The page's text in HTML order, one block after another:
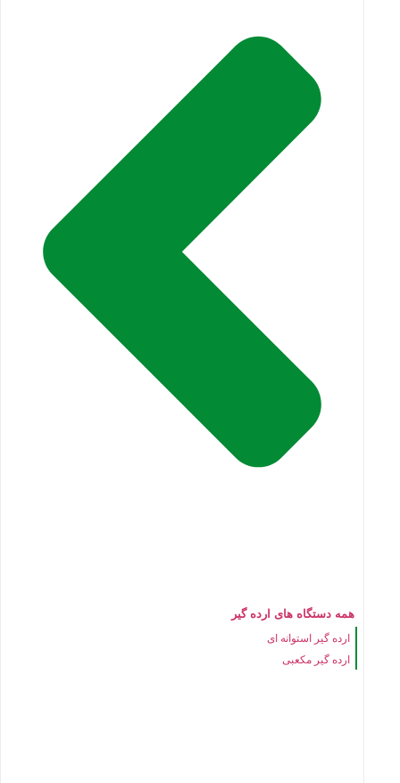
همه دستگاه های ارده گیر
ارده گیر استوانه ای
ارده گیر مکعبی